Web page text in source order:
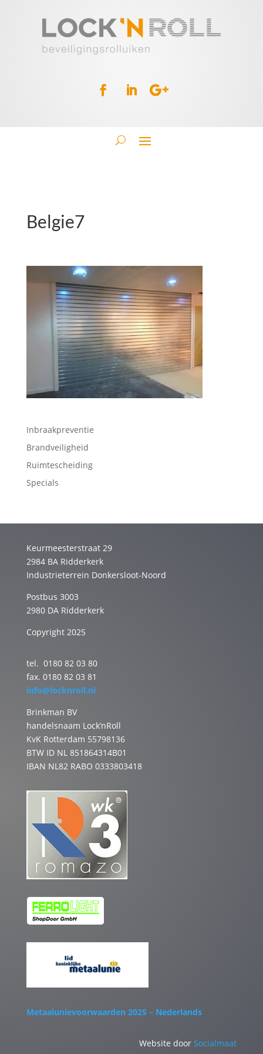
Belgie7
Inbraakpreventie
Brandveiligheid
Ruimtescheiding
Specials
Keurmeesterstraat 29
2984 BA Ridderkerk
Industrieterrein Donkersloot-Noord
Postbus 3003
2980 DA Ridderkerk
Copyright 2025
tel. 0180 82 03 80
fax. 0180 82 03 81
info@locknroll.nl
Brinkman BV
handelsnaam Lock’nRoll
KvK Rotterdam 55798136
BTW ID NL 851864314B01
IBAN NL82 RABO 0333803418
Metaalunievoorwaarden 2025 – Nederlands
Website door Socialmaat